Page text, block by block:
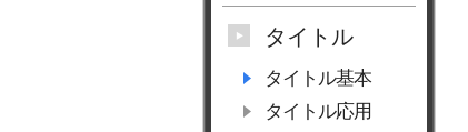
タイトル
タイトル基本
タイトル応用